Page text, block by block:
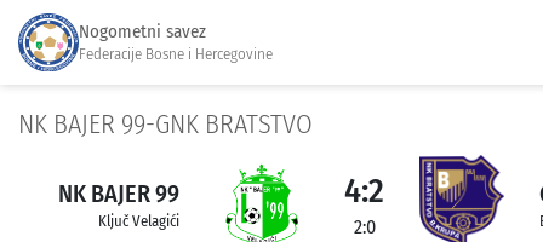
Nogometni savez
Federacije Bosne i Hercegovine
NK BAJER 99-GNK BRATSTVO
NK BAJER 99
Ključ Velagići
4:2
2:0